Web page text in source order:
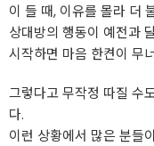
이 들 때, 이유를 몰라 더
상대방의 행동이 예전과
시작하면 마음 한켠이 무
그렇다고 무작정 따질 수
다.
이런 상황에서 많은 분들